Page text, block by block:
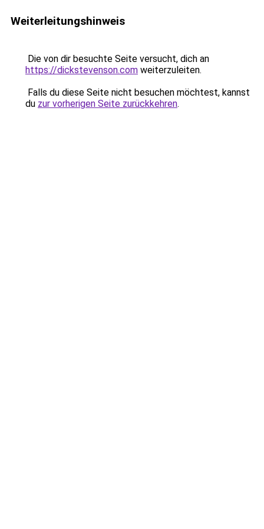
Weiterleitungshinweis
Die von dir besuchte Seite versucht, dich an
https://dickstevenson.com weiterzuleiten.
Falls du diese Seite nicht besuchen möchtest, kannst
du zur vorherigen Seite zurückkehren.